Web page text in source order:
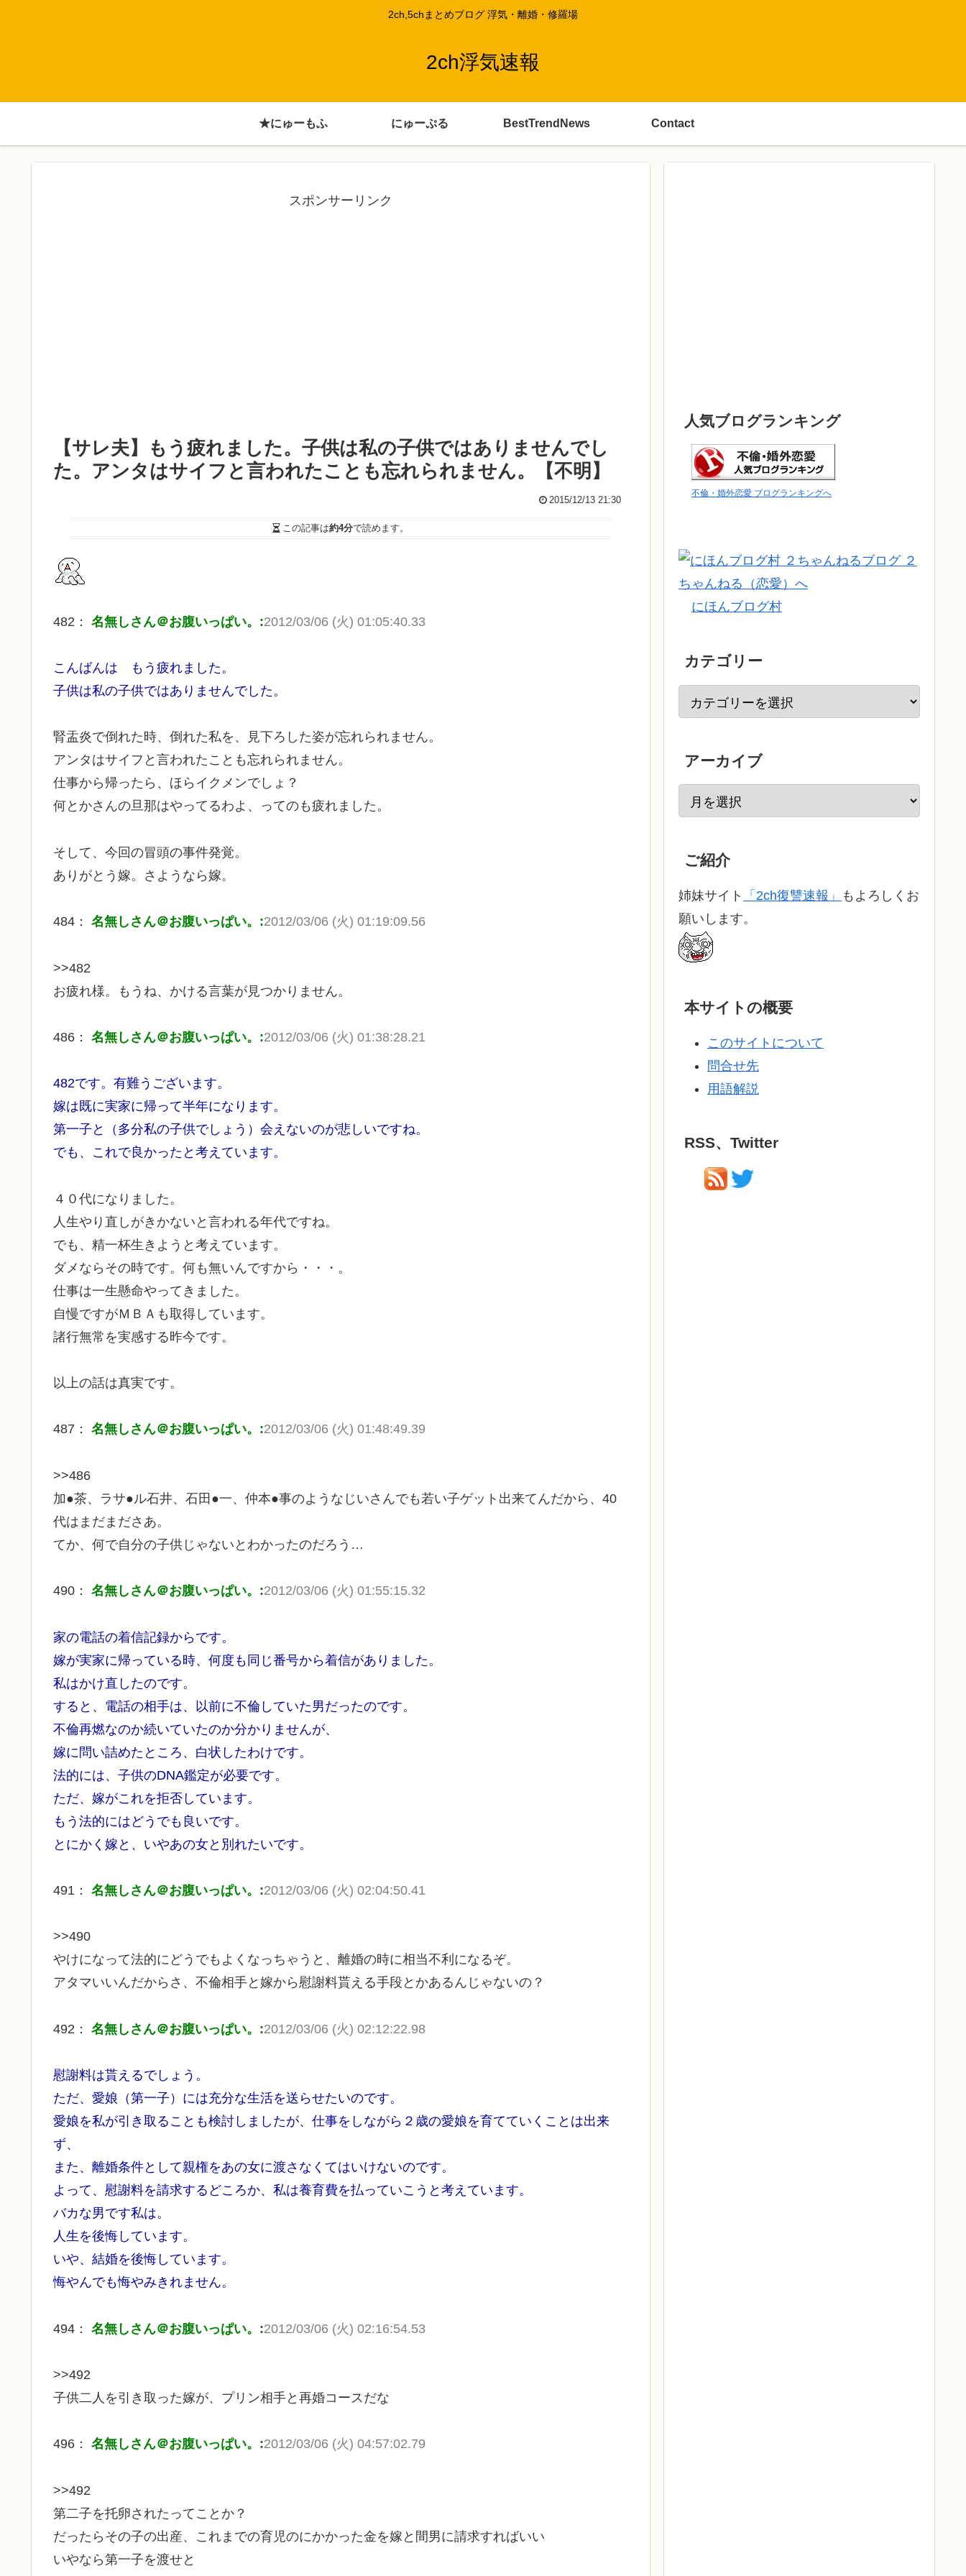
2ch,5chまとめブログ 浮気・離婚・修羅場
2ch浮気速報
★にゅーもふ にゅーぷる BestTrendNews Contact
スポンサーリンク
【サレ夫】もう疲れました。子供は私の子供ではありませんでし
た。アンタはサイフと言われたことも忘れられません。【不明】
2015/12/13 21:30
この記事は約4分で読めます。
482： 名無しさん＠お腹いっぱい。:2012/03/06 (火) 01:05:40.33
こんばんは もう疲れました。
子供は私の子供ではありませんでした。
腎盂炎で倒れた時、倒れた私を、見下ろした姿が忘れられません。
アンタはサイフと言われたことも忘れられません。
仕事から帰ったら、ほらイクメンでしょ？
何とかさんの旦那はやってるわよ、ってのも疲れました。
そして、今回の冒頭の事件発覚。
ありがとう嫁。さようなら嫁。
484： 名無しさん＠お腹いっぱい。:2012/03/06 (火) 01:19:09.56
>>482
お疲れ様。もうね、かける言葉が見つかりません。
486： 名無しさん＠お腹いっぱい。:2012/03/06 (火) 01:38:28.21
482です。有難うございます。
嫁は既に実家に帰って半年になります。
第一子と（多分私の子供でしょう）会えないのが悲しいですね。
でも、これで良かったと考えています。
４０代になりました。
人生やり直しがきかないと言われる年代ですね。
でも、精一杯生きようと考えています。
ダメならその時です。何も無いんですから・・・。
仕事は一生懸命やってきました。
自慢ですがＭＢＡも取得しています。
諸行無常を実感する昨今です。
以上の話は真実です。
487： 名無しさん＠お腹いっぱい。:2012/03/06 (火) 01:48:49.39
>>486
加●茶、ラサ●ル石井、石田●一、仲本●事のようなじいさんでも若い子ゲット出来てんだから、40
代はまだまださあ。
てか、何で自分の子供じゃないとわかったのだろう…
490： 名無しさん＠お腹いっぱい。:2012/03/06 (火) 01:55:15.32
家の電話の着信記録からです。
嫁が実家に帰っている時、何度も同じ番号から着信がありました。
私はかけ直したのです。
すると、電話の相手は、以前に不倫していた男だったのです。
不倫再燃なのか続いていたのか分かりませんが、
嫁に問い詰めたところ、白状したわけです。
法的には、子供のDNA鑑定が必要です。
ただ、嫁がこれを拒否しています。
もう法的にはどうでも良いです。
とにかく嫁と、いやあの女と別れたいです。
491： 名無しさん＠お腹いっぱい。:2012/03/06 (火) 02:04:50.41
>>490
やけになって法的にどうでもよくなっちゃうと、離婚の時に相当不利になるぞ。
アタマいいんだからさ、不倫相手と嫁から慰謝料貰える手段とかあるんじゃないの？
492： 名無しさん＠お腹いっぱい。:2012/03/06 (火) 02:12:22.98
慰謝料は貰えるでしょう。
ただ、愛娘（第一子）には充分な生活を送らせたいのです。
愛娘を私が引き取ることも検討しましたが、仕事をしながら２歳の愛娘を育てていくことは出来
ず、
また、離婚条件として親権をあの女に渡さなくてはいけないのです。
よって、慰謝料を請求するどころか、私は養育費を払っていこうと考えています。
バカな男です私は。
人生を後悔しています。
いや、結婚を後悔しています。
悔やんでも悔やみきれません。
494： 名無しさん＠お腹いっぱい。:2012/03/06 (火) 02:16:54.53
>>492
子供二人を引き取った嫁が、プリン相手と再婚コースだな
496： 名無しさん＠お腹いっぱい。:2012/03/06 (火) 04:57:02.79
>>492
第二子を托卵されたってことか？
だったらその子の出産、これまでの育児のにかかった金を嫁と間男に請求すればいい
いやなら第一子を渡せと
人気ブログランキング
不倫・婚外恋愛 ブログランキングへ
にほんブログ村
カテゴリー
アーカイブ
ご紹介
姉妹サイト 「2ch復讐速報」
もよろしくお
願いします。
本サイトの概要
このサイトについて
問合せ先
用語解説
RSS、Twitter